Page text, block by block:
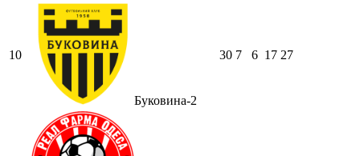
10
Буковина-2
30 7 6 17 27